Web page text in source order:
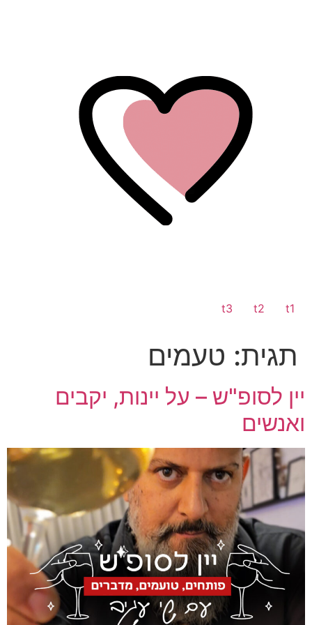
t1
t2
t3
תגית: טעמים
יין לסופ"ש – על יינות, יקבים
ואנשים